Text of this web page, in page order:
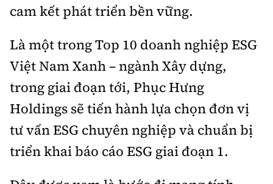
cam kết phát triển bền vững.
Là một trong Top 10 doanh nghiệp ESG
Việt Nam Xanh – ngành Xây dựng,
trong giai đoạn tới, Phục Hưng
Holdings sẽ tiến hành lựa chọn đơn vị
tư vấn ESG chuyên nghiệp và chuẩn bị
triển khai báo cáo ESG giai đoạn 1.